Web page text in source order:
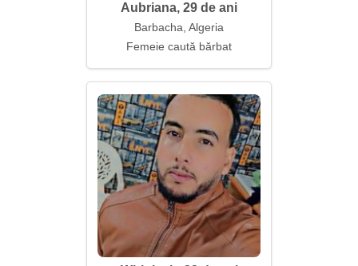
Aubriana, 29 de ani
Barbacha, Algeria
Femeie caută bărbat